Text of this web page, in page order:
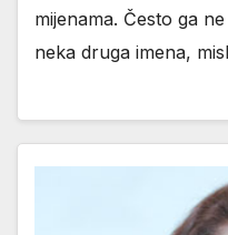
mijenama. Često ga
neka druga imena,